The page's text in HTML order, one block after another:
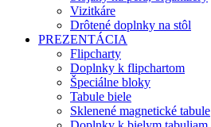
Vizitkáre
Drôtené doplnky na stôl
PREZENTÁCIA
Flipcharty
Doplnky k flipchartom
Špeciálne bloky
Tabule biele
Sklenené magnetické tabule